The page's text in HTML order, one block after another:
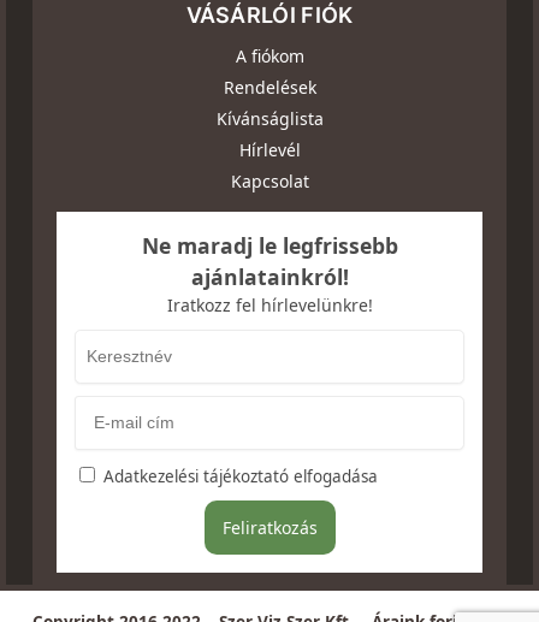
VÁSÁRLÓI FIÓK
A fiókom
Rendelések
Kívánságlista
Hírlevél
Kapcsolat
Ne maradj le legfrissebb
ajánlatainkról!
Iratkozz fel hírlevelünkre!
Adatkezelési tájékoztató elfogadása